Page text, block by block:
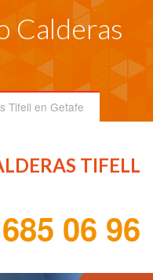
Calderas
Tifell en Getafe
TIFELL
06 96